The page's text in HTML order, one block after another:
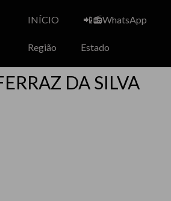
INÍCIO 📲📻WhatsApp
Região Estado
DA SILVA